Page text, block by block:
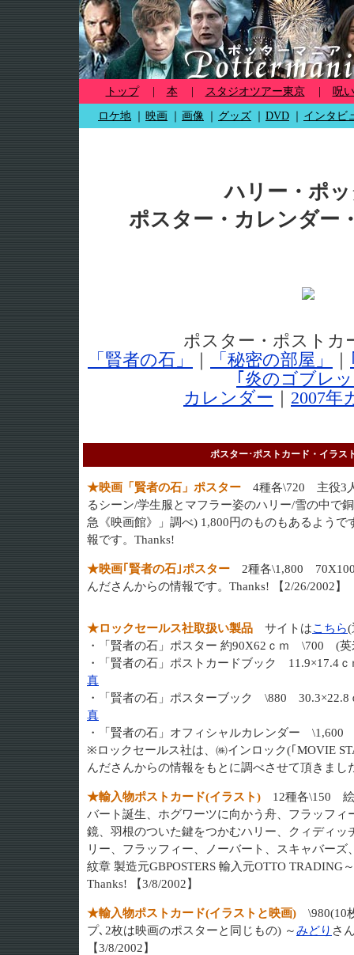
トップ 本 スタジオツアー東京 呪
ロケ地 映画 画像 グッズ DVD インタビ
ハリー・ポ
ポスター・カレンダー
ポスター・ポストカ
「賢者の石」
「秘密の部屋」
｢炎のゴブレ
カレンダー
2007年
ポスター･ポストカード・イラス
★映画「賢者の石」ポスター 4種各\720 主役3
るシーン/学生服とマフラー姿のハリー/雪の中
急《映画館》」調べ) 1,800円のものもあるよう
報です。Thanks!
★映画｢賢者の石｣ポスター 2種各\1,800
んださんからの情報です。Thanks! 【2/26/2002】
★ロックセールス社取扱い製品 サイトはこちら(
・「賢者の石」ポスター 約90X62ｃｍ \700 (
・「賢者の石」ポストカードブック
真
・「賢者の石」ポスターブック \880
真
・「賢者の石」オフィシャルカレンダー \1,600
※ロックセールス社は、㈱インロック(｢MOVIE
んださんからの情報をもとに調べさせて頂きまし
★輸入物ポストカード(イラスト) 12種各\150 絵
バート誕生、ホグワーツに向かう舟、フラッフィ
鏡、羽根のついた鍵をつかむハリー、クィディッ
リー、フラッフィー、ノーバート、スキャバー
紋章 製造元GBPOSTERS 輸入元OTTO TRADING
Thanks! 【3/8/2002】
★輸入物ポストカード(イラストと映画) \980(10
プ､2枚は映画のポスターと同じもの) ～みどり さ
【3/8/2002】